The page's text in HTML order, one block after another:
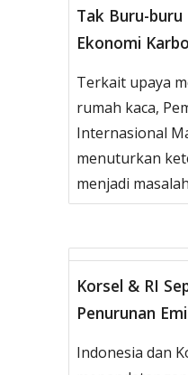
Tak Buru-buru
Ekonomi
Terkait upaya
rumah kaca,
Internasional
menuturkan
menjadi
Korsel & RI
Penurunan
Indonesia dan